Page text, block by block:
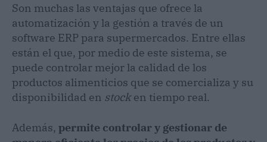
Son muchas las ventajas que ofrece la
automatización y la gestión a través de un
software ERP para supermercados. Entre ellas
están el que, por medio de este sistema, se
puede controlar mejor la calidad de los
productos alimenticios que se comercializa y su
disponibilidad en stocken tiempo real.
Además, permite controlar y gestionar de